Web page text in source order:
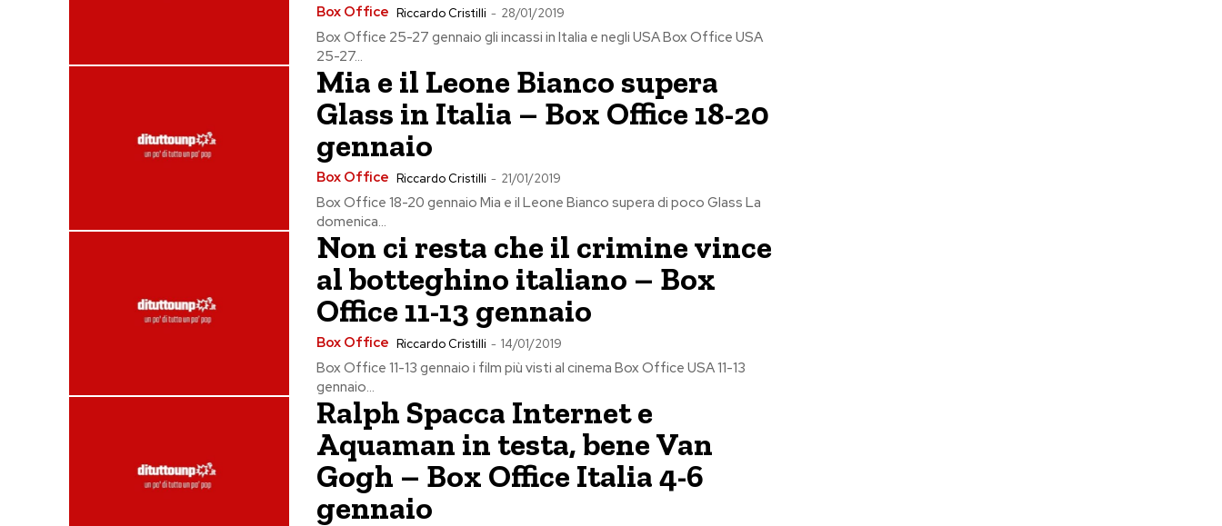
Box Office Riccardo Cristilli - 28/01/2019
Box Office 25-27 gennaio gli incassi in Italia e negli USA Box Office USA
25-27...
Mia e il Leone Bianco supera
Glass in Italia – Box Office 18-20
gennaio
Box Office Riccardo Cristilli - 21/01/2019
Box Office 18-20 gennaio Mia e il Leone Bianco supera di poco Glass La
domenica...
Non ci resta che il crimine vince
al botteghino italiano – Box
Office 11-13 gennaio
Box Office Riccardo Cristilli - 14/01/2019
Box Office 11-13 gennaio i film più visti al cinema Box Office USA 11-13
gennaio...
Ralph Spacca Internet e
Aquaman in testa, bene Van
Gogh – Box Office Italia 4-6
gennaio